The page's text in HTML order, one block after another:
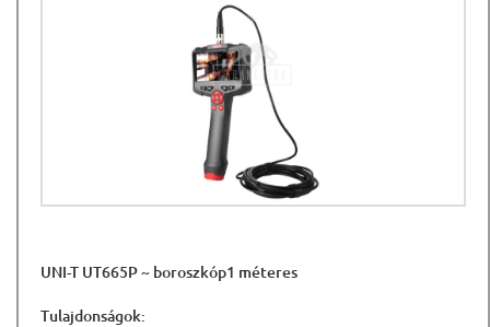
UNI-T UT665P ~ boroszkóp1 méteres
Tulajdonságok: